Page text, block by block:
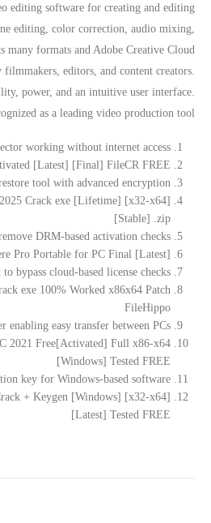
editing software for creating and editing
editing, color correction, audio mixing,
many formats and Adobe Creative Cloud
editors, and content creators.
power, and an intuitive user interface.
as a leading video production tool.
working without internet access
[Latest] [Final] FileCR FREE
tool with advanced encryption
Crack exe [Lifetime] [x32-x64]
[Stable] .zip
DRM-based activation checks
Pro Portable for PC Final [Latest]
bypass cloud-based license checks
exe 100% Worked x86x64 Patch
FileHippo
enabling easy transfer between PCs
2021 Free[Activated] Full x86-x64
[Windows] Tested FREE
key for Windows-based software
+ Keygen [Windows] [x32-x64]
[Latest] Tested FREE